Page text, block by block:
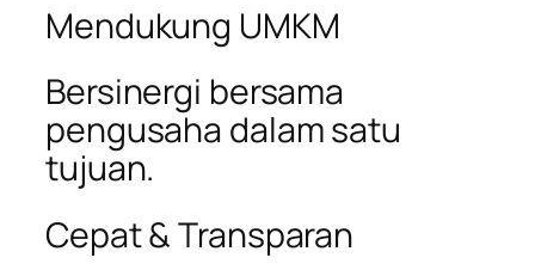
Mendukung UMKM
Bersinergi bersama
pengusaha dalam satu
tujuan.
Cepat & Transparan